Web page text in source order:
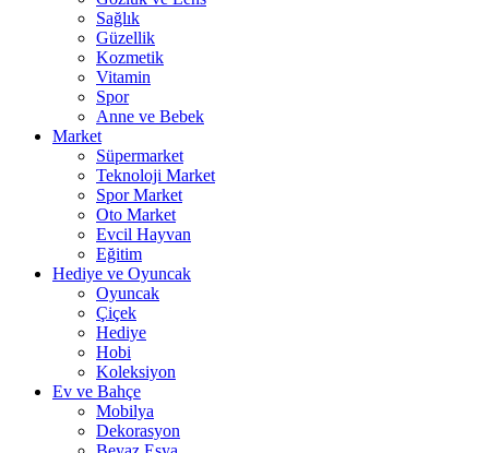
Sağlık
Güzellik
Kozmetik
Vitamin
Spor
Anne ve Bebek
Market
Süpermarket
Teknoloji Market
Spor Market
Oto Market
Evcil Hayvan
Eğitim
Hediye ve Oyuncak
Oyuncak
Çiçek
Hediye
Hobi
Koleksiyon
Ev ve Bahçe
Mobilya
Dekorasyon